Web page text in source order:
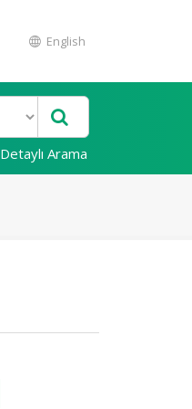
English
Detaylı Arama